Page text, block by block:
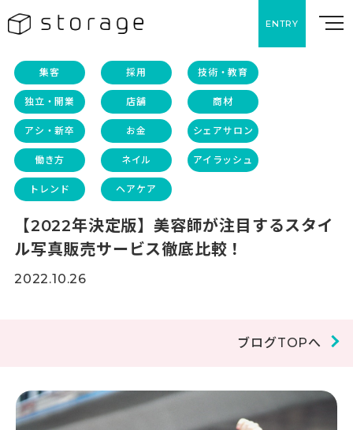
ENTRY
集客 採用 技術・教育
独立・開業 店舗 商材
アシ・新卒 お金 シェアサロン
働き方 ネイル アイラッシュ
トレンド ヘアケア
【2022年決定版】美容師が注目するスタイ
ル写真販売サービス徹底比較！
2022.10.26
ブログTOPへ